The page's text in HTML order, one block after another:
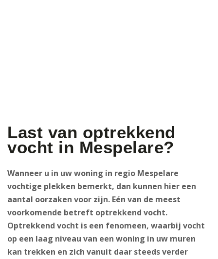
Last van optrekkend
vocht in Mespelare?
Wanneer u in uw woning in regio Mespelare
vochtige plekken bemerkt, dan kunnen hier een
aantal oorzaken voor zijn. Eén van de meest
voorkomende betreft optrekkend vocht.
Optrekkend vocht is een fenomeen, waarbij vocht
op een laag niveau van een woning in uw muren
kan trekken en zich vanuit daar steeds verder